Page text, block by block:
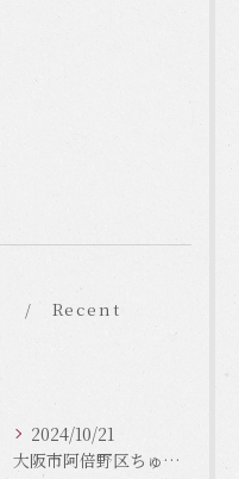
Recent
2024/10/21
大阪市阿倍野区ちゅるんネイルはLinonail